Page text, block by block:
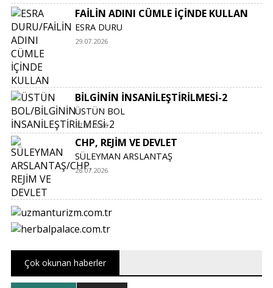
FAİLİN ADINI CÜMLE İÇİNDE KULLAN
ESRA DURU
29.07.2026
BİLGİNİN İNSANİLEŞTİRİLMESİ-2
ÜSTÜN BOL
27.07.2026
CHP, REJİM VE DEVLET
SÜLEYMAN ARSLANTAŞ
26.07.2026
Çok okunan haberler